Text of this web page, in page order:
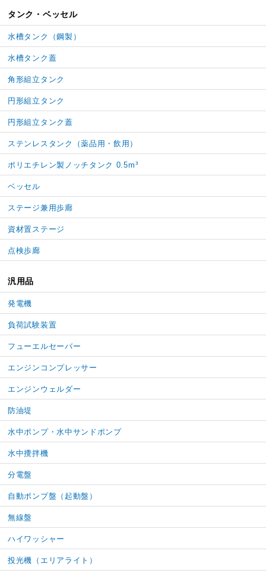
タンク・ベッセル
水槽タンク（鋼製）
水槽タンク蓋
角形組立タンク
円形組立タンク
円形組立タンク蓋
ステンレスタンク（薬品用・飲用）
ポリエチレン製ノッチタンク 0.5m³
ベッセル
ステージ兼用歩廊
資材置ステージ
点検歩廊
汎用品
発電機
負荷試験装置
フューエルセーバー
エンジンコンプレッサー
エンジンウェルダー
防油堤
水中ポンプ・水中サンドポンプ
水中攪拌機
分電盤
自動ポンプ盤（起動盤）
無線盤
ハイワッシャー
投光機（エリアライト）